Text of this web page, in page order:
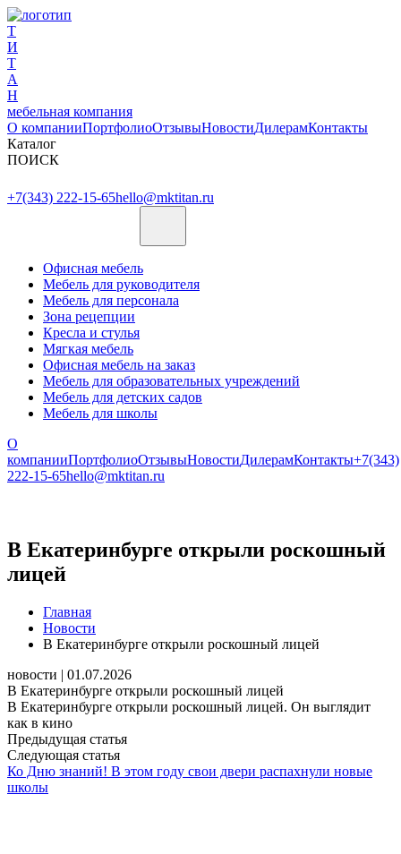
Т
И
Т
А
Н
мебельная компания
О компанииПортфолиоОтзывыНовостиДилерамКонтакты
Каталог
ПОИСК
+7(343) 222-15-65hello@mktitan.ru
Офисная мебель
Мебель для руководителя
Мебель для персонала
Зона рецепции
Кресла и стулья
Мягкая мебель
Офисная мебель на заказ
Мебель для образовательных учреждений
Мебель для детских садов
Мебель для школы
О
компанииПортфолиоОтзывыНовостиДилерамКонтакты+7(343)
222-15-65hello@mktitan.ru
В Екатеринбурге открыли роскошный
лицей
Главная
Новости
В Екатеринбурге открыли роскошный лицей
новости | 01.07.2026
В Екатеринбурге открыли роскошный лицей
В Екатеринбурге открыли роскошный лицей. Он выглядит
как в кино
Предыдущая статья
Следующая статья
Ко Дню знаний! В этом году свои двери распахнули новые
школы